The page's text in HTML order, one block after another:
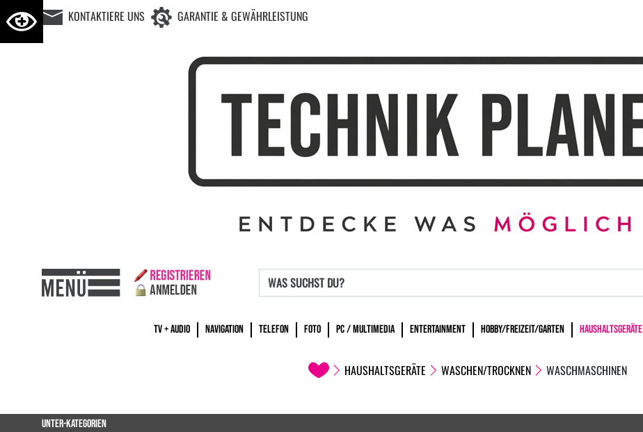
KONTAKTIERE UNS GARANTIE & GEWÄHRLEISTUNG
TV + AUDIO NAVIGATION TELEFON FOTO PC / MULTIMEDIA ENTERTAINMENT HOBBY/FREIZEIT/GARTEN HAUSHALTSGERÄTE
HAUSHALTSGERÄTE WASCHEN/TROCKNEN WASCHMASCHINEN
UNTER-KATEGORIEN